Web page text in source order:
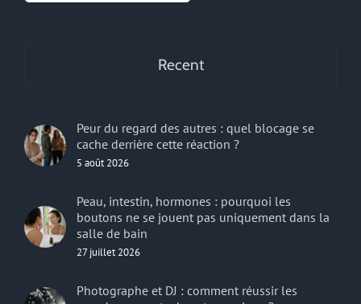
Recent
Peur du regard des autres : quel blocage se
cache derrière cette réaction ?
5 août 2026
Peau, intestin, hormones : pourquoi les
boutons ne se jouent pas uniquement dans la
salle de bain
27 juillet 2026
Photographe et DJ : comment réussir les